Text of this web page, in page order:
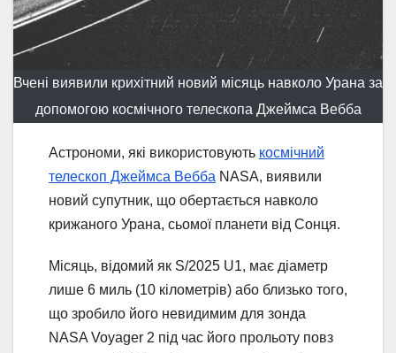
Вчені виявили крихітний новий місяць навколо Урана за
допомогою космічного телескопа Джеймса Вебба
Астрономи, які використовують космічний
телескоп Джеймса Вебба NASA, виявили
новий супутник, що обертається навколо
крижаного Урана, сьомої планети від Сонця.
Місяць, відомий як S/2025 U1, має діаметр
лише 6 миль (10 кілометрів) або близько того,
що зробило його невидимим для зонда
NASA Voyager 2 під час його прольоту повз